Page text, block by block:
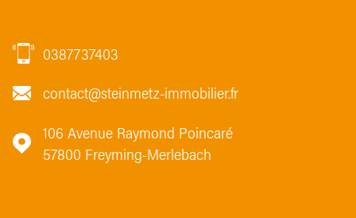
0387737403
contact@steinmetz-immobilier.fr
106 Avenue Raymond Poincaré
57800
Freyming-Merlebach